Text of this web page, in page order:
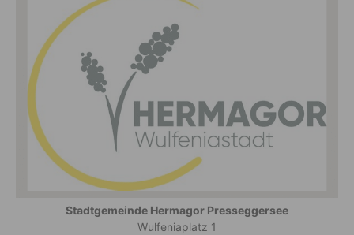
Stadtgemeinde Hermagor Presseggersee
Wulfeniaplatz 1